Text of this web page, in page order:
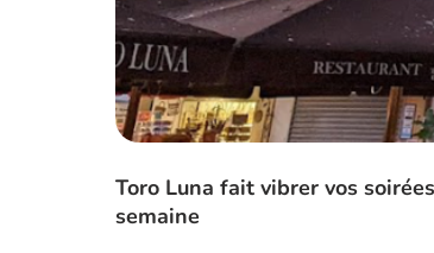
Toro Luna fait vibrer vos
semaine